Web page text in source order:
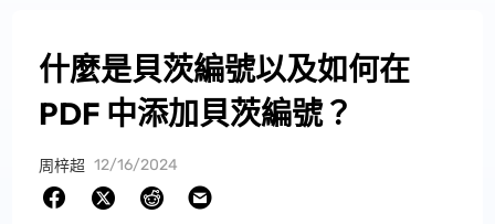
什麼是貝茨編號以及如何在
PDF 中添加貝茨編號？
周梓超 12/16/2024